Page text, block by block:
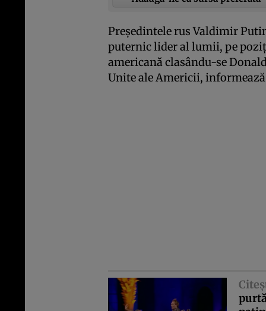
Preşedintele rus Valdimir
puternic lider al lumii, pe
americană clasându-se
Unite ale Americii,